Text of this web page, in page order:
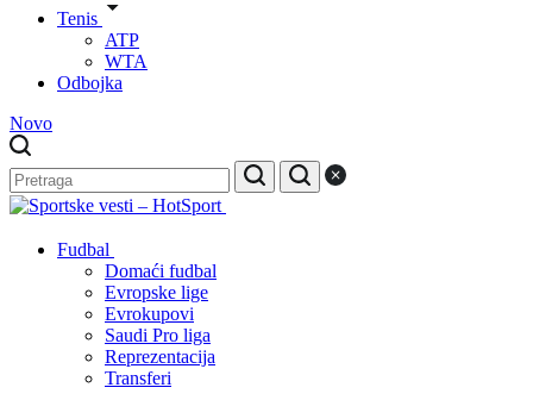
Tenis
ATP
WTA
Odbojka
Novo
Fudbal
Domaći fudbal
Evropske lige
Evrokupovi
Saudi Pro liga
Reprezentacija
Transferi